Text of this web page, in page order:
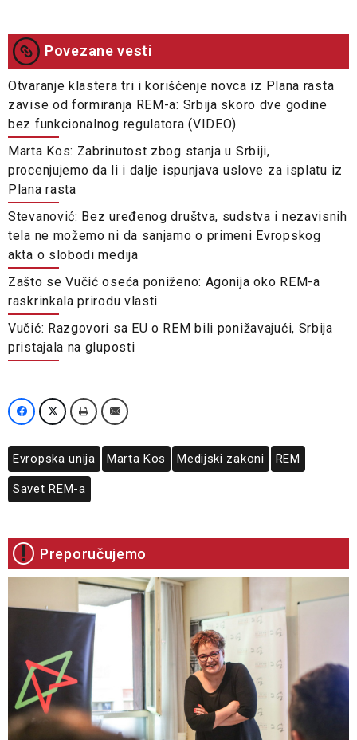
Povezane vesti
Otvaranje klastera tri i korišćenje novca iz Plana rasta
zavise od formiranja REM-a: Srbija skoro dve godine
bez funkcionalnog regulatora (VIDEO)
Marta Kos: Zabrinutost zbog stanja u Srbiji,
procenjujemo da li i dalje ispunjava uslove za isplatu iz
Plana rasta
Stevanović: Bez uređenog društva, sudstva i nezavisnih
tela ne možemo ni da sanjamo o primeni Evropskog
akta o slobodi medija
Zašto se Vučić oseća poniženo: Agonija oko REM-a
raskrinkala prirodu vlasti
Vučić: Razgovori sa EU o REM bili ponižavajući, Srbija
pristajala na gluposti
Evropska unija Marta Kos Medijski zakoni REM
Savet REM-a
Preporučujemo